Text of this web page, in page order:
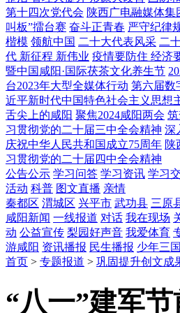
第十四次党代会 陕西广电融媒体
叫板”擂台赛 奋斗正青春 严守纪律
楷模 领航中国 二十大代表风采 二
代 新征程 新伟业 疫情要防住 经济
暨中国咸阳·国际茯茶文化养生节
台2023年大型全媒体行动 第六届数
近平新时代中国特色社会主义思想
舌尖上的咸阳 聚焦2024咸阳两会
习贯彻党的二十届三中全会精神 深
庆祝中华人民共和国成立75周年 陕
习贯彻党的二十届四中全会精神
公告公示 学习问答 学习资讯 学习
活动 科普 图文直播 亲情
秦都区 渭城区 兴平市 武功县 三原
咸阳新闻 一线报道 对话 我在现场
动 公益宣传 梨园好声音 我爱体育
游咸阳 资讯播报 民生播报 少年三国
首页 > 专题报道 > 巩固提升创文成
“八一”建军